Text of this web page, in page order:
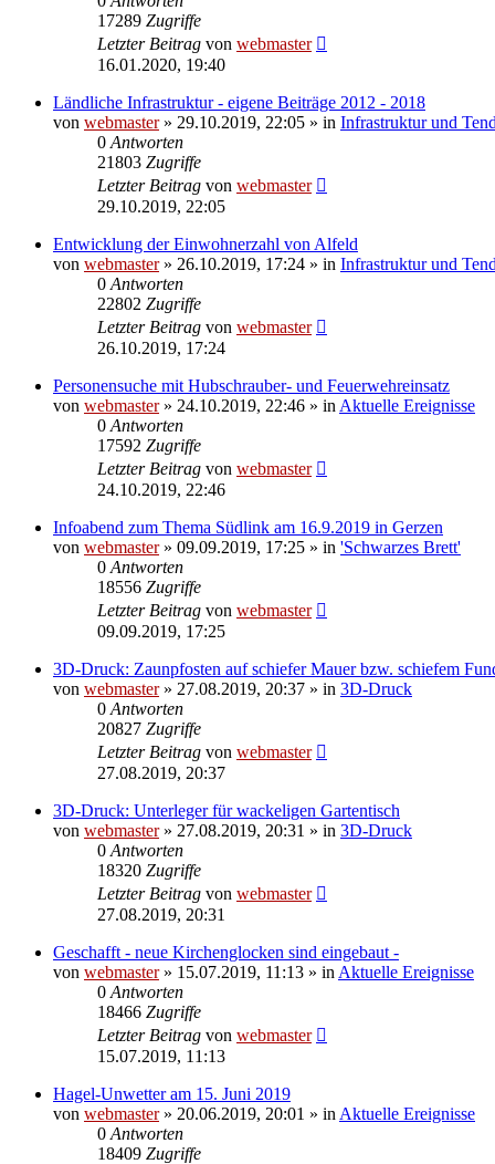
17289 Zugriffe
Letzter Beitrag von webmaster
16.01.2020, 19:40
Ländliche Infrastruktur - eigene Beiträge 2012 - 2018
von webmaster» 29.10.2019, 22:05 » in Infrastruktur und
0 Antworten
21803 Zugriffe
Letzter Beitrag von webmaster
29.10.2019, 22:05
Entwicklung der Einwohnerzahl von Alfeld
von webmaster» 26.10.2019, 17:24 » in Infrastruktur und
0 Antworten
22802 Zugriffe
Letzter Beitrag von webmaster
26.10.2019, 17:24
Personensuche mit Hubschrauber- und Feuerwehreinsatz
von webmaster» 24.10.2019, 22:46 » in Aktuelle Ereignisse
0 Antworten
17592 Zugriffe
Letzter Beitrag von webmaster
24.10.2019, 22:46
Infoabend zum Thema Südlink am 16.9.2019 in Gerzen
von webmaster» 09.09.2019, 17:25 » in 'Schwarzes Brett'
0 Antworten
18556 Zugriffe
Letzter Beitrag von webmaster
09.09.2019, 17:25
3D-Druck: Zaunpfosten auf schiefer Mauer bzw. schiefem
von webmaster» 27.08.2019, 20:37 » in 3D-Druck
0 Antworten
20827 Zugriffe
Letzter Beitrag von webmaster
27.08.2019, 20:37
3D-Druck: Unterleger für wackeligen Gartentisch
von webmaster» 27.08.2019, 20:31 » in 3D-Druck
0 Antworten
18320 Zugriffe
Letzter Beitrag von webmaster
27.08.2019, 20:31
Geschafft - neue Kirchenglocken sind eingebaut -
von webmaster» 15.07.2019, 11:13 » in Aktuelle Ereignisse
0 Antworten
18466 Zugriffe
Letzter Beitrag von webmaster
15.07.2019, 11:13
Hagel-Unwetter am 15. Juni 2019
von webmaster» 20.06.2019, 20:01 » in Aktuelle Ereignisse
0 Antworten
18409 Zugriffe